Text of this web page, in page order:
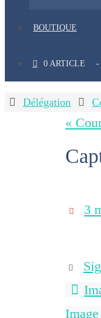
BOUTIQUE
0 ARTICLE
HomeDélégation
«
3